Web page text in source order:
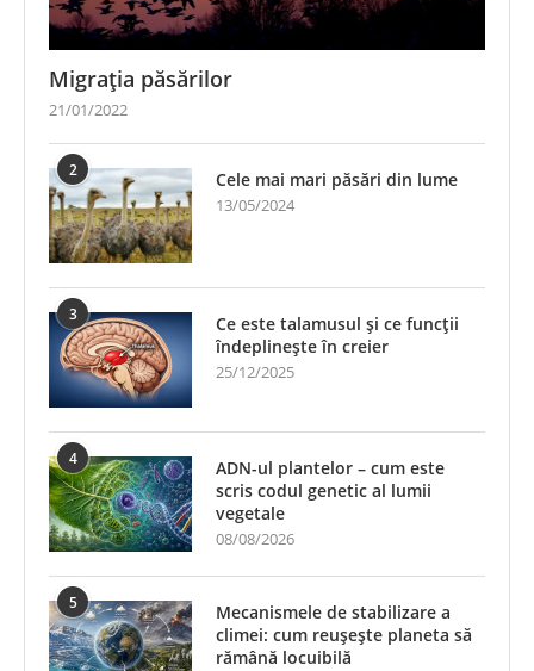
Migrația păsărilor
21/01/2022
2 Cele mai mari păsări din lume
13/05/2024
3
Ce este talamusul și ce funcții
îndeplinește în creier
25/12/2025
4
ADN-ul plantelor – cum este
scris codul genetic al lumii
vegetale
08/08/2026
5
Mecanismele de stabilizare a
climei: cum reușește planeta să
rămână locuibilă